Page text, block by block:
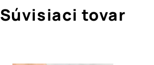
Súvisiaci tovar